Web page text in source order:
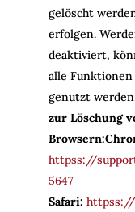
gelöscht
erfolgen.
deaktiviert,
alle
genutzt
zur Löschung
Browsern:
httpss://
5647
Safari: httpss://